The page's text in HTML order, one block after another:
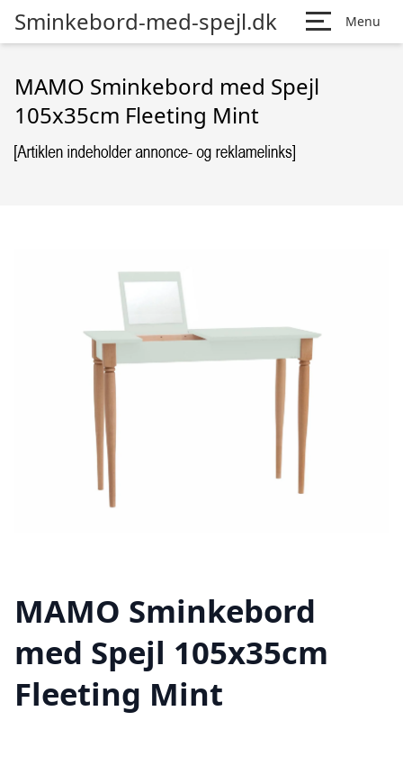
Sminkebord-med-spejl.dk Menu
MAMO Sminkebord med Spejl
105x35cm Fleeting Mint
MAMO Sminkebord
med Spejl 105x35cm
Fleeting Mint